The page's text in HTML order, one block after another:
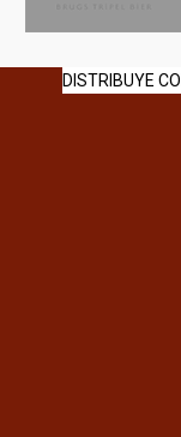
DISTRIBUYE